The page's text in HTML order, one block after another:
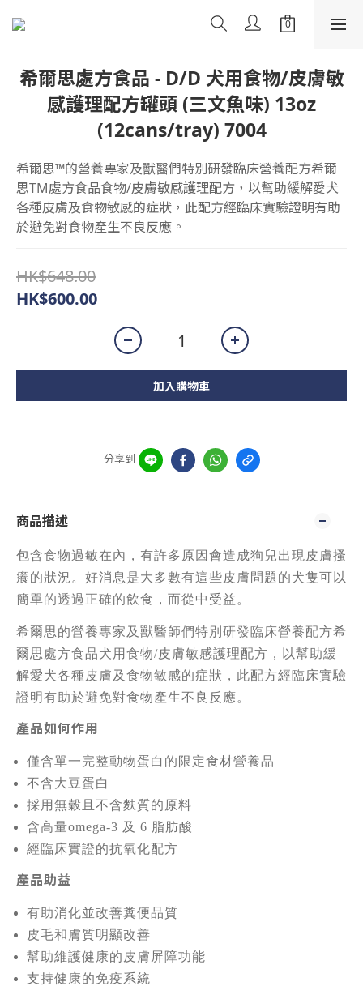
希爾思處方食品 - D/D 犬用食物/皮膚敏
感護理配方罐頭 (三文魚味) 13oz
(12cans/tray) 7004
希爾思™的營養專家及獸醫們特別研發臨床營養配方希爾
思TM處方食品食物/皮膚敏感護理配方，以幫助緩解愛犬
各種皮膚及食物敏感的症狀，此配方經臨床實驗證明有助
於避免對食物產生不良反應。
HK$648.00
HK$600.00
加入購物車
分享到
商品描述
包含食物過敏在內，有許多原因會造成狗兒出現皮膚搔
癢的狀況。好消息是大多數有這些皮膚問題的犬隻可以
簡單的透過正確的飲食，而從中受益。
希爾思的營養專家及獸醫師們特別研發臨床營養配方希
爾思處方食品犬用食物/皮膚敏感護理配方，以幫助緩
解愛犬各種皮膚及食物敏感的症狀，此配方經臨床實驗
證明有助於避免對食物產生不良反應。
產品如何作用
僅含單一完整動物蛋白的限定食材營養品
不含大豆蛋白
採用無穀且不含麩質的原料
含高量omega-3 及 6 脂肪酸
經臨床實證的抗氧化配方
產品助益
有助消化並改善糞便品質
皮毛和膚質明顯改善
幫助維護健康的皮膚屏障功能
支持健康的免疫系統